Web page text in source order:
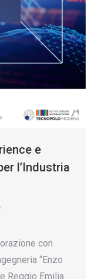
e
l’Industria
con
“Enzo
Reggio Emilia